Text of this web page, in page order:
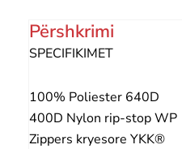
Përshkrimi
SPECIFIKIMET
100% Poliester 640D
400D Nylon rip-stop WP
Zippers kryesore YKK®